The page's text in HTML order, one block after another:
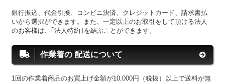
銀行振込、代金引換、コンビニ決済、クレジットカード、請求書払
いから選択ができます。また、一定以上のお取引をして頂ける法人
のお客様は、｢法人特約｣を結ぶことができます。
作業着の 配送について
1回の作業着商品のお買上げ金額が10,000円（税抜）以上で送料が無